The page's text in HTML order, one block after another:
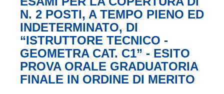
N. 2 POSTI, A TEMPO PIENO ED
INDETERMINATO, DI
“ISTRUTTORE TECNICO -
GEOMETRA CAT. C1” - ESITO
PROVA ORALE GRADUATORIA
FINALE IN ORDINE DI MERITO